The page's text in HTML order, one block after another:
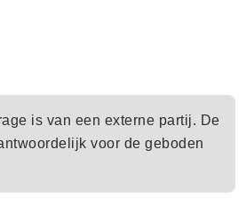
is van een externe partij. De
voor de geboden